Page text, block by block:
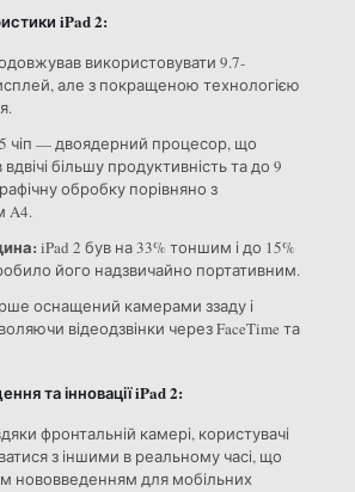
iPad 2:
використовувати 9.7-
але з покращеною технологією
чіп — двоядерний процесор, що
більшу продуктивність та до 9
обробку порівняно з
A4.
iPad 2 був на 33% тоншим і до 15%
його надзвичайно портативним.
оснащений камерами ззаду і
відеодзвінки через FaceTime та
та інновації iPad 2:
фронтальній камері, користувачі
з іншими в реальному часі, що
нововведенням для мобільних